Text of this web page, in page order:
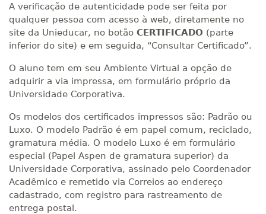
A verificação de autenticidade pode ser feita por
qualquer pessoa com acesso à web, diretamente no
site da Unieducar, no botão CERTIFICADO (parte
inferior do site) e em seguida, “Consultar Certificado”.
O aluno tem em seu Ambiente Virtual a opção de
adquirir a via impressa, em formulário próprio da
Universidade Corporativa.
Os modelos dos certificados impressos são: Padrão ou
Luxo. O modelo Padrão é em papel comum, reciclado,
gramatura média. O modelo Luxo é em formulário
especial (Papel Aspen de gramatura superior) da
Universidade Corporativa, assinado pelo Coordenador
Acadêmico e remetido via Correios ao endereço
cadastrado, com registro para rastreamento de
entrega postal.